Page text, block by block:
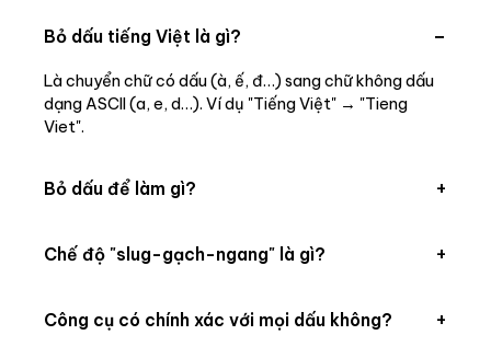
Bỏ dấu tiếng Việt là gì? −
Là chuyển chữ có dấu (à, ế, đ…) sang chữ không dấu
dạng ASCII (a, e, d…). Ví dụ "Tiếng Việt" → "Tieng
Viet".
Bỏ dấu để làm gì? +
đặt tên file ảnh, hoặc gửi tin nhắn không bị lỗi font
Chế độ "slug-gạch-ngang" là gì? +
gạch ngang — ra đường dẫn thân thiện như "tieng-
Công cụ có chính xác với mọi dấu không? +